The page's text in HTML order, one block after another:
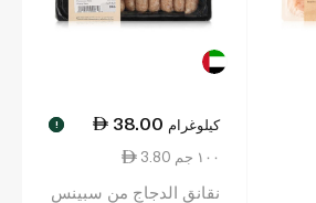
38.00 كيلوغرام !
3.80 ١٠٠ جم
نقانق الدجاج من سبينس